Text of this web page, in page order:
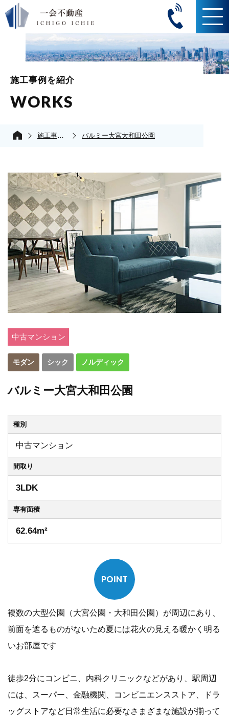
施工事例を紹介
WORKS
施工事例の紹介 バルミー大宮大和田公園
中古マンション
モダン シック ノルディック
バルミー大宮大和田公園
種別
中古マンション
間取り
3LDK
専有面積
62.64m²
POINT
複数の大型公園（大宮公園・大和田公園）が周辺にあり、
前面を遮るものがないため夏には花火の見える暖かく明る
いお部屋です
徒歩2分にコンビニ、内科クリニックなどがあり、駅周辺
には、スーパー、金融機関、コンビニエンスストア、ドラ
ッグストアなど日常生活に必要なさまざまな施設が揃って